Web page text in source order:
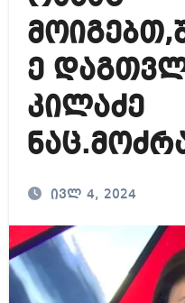
ე
კილაძე
ივლ 4, 2024